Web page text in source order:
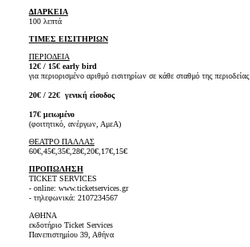
ΔΙΑΡΚΕΙΑ
100 λεπτά
ΤΙΜΕΣ ΕΙΣΙΤΗΡΙΩΝ
ΠΕΡΙΟΔΕΙΑ
12€ / 15€ early bird
για περιορισμένο αριθμό εισιτηρίων σε κάθε σταθμό της περιοδείας
20€ / 22€ γενική είσοδος
17€ μειωμένο
(φοιτητικό, ανέργων, ΑμεΑ)
ΘΕΑΤΡΟ ΠΑΛΛΑΣ
60€,45€,35€,28€,20€,17€,15€
ΠΡΟΠΩΛΗΣΗ
TICKET SERVICES
- online: www.ticketservices.gr
- τηλεφωνικά: 2107234567
ΑΘΗΝΑ
εκδοτήριο Ticket Services
Πανεπιστημίου 39, Αθήνα